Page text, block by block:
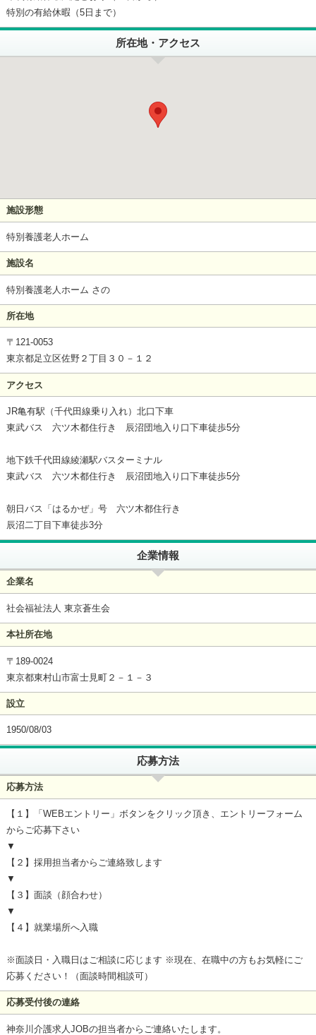
特別の有給休暇（5日まで）
所在地・アクセス
施設形態
特別養護老人ホーム
施設名
特別養護老人ホーム さの
所在地
〒121-0053
東京都足立区佐野２丁目３０－１２
アクセス
JR亀有駅（千代田線乗り入れ）北口下車
東武バス 六ツ木都住行き 辰沼団地入り口下車徒歩5分
地下鉄千代田線綾瀬駅バスターミナル
東武バス 六ツ木都住行き 辰沼団地入り口下車徒歩5分
朝日バス「はるかぜ」号 六ツ木都住行き
辰沼二丁目下車徒歩3分
企業情報
企業名
社会福祉法人 東京蒼生会
本社所在地
〒189-0024
東京都東村山市富士見町２－１－３
設立
1950/08/03
応募方法
応募方法
【１】「WEBエントリー」ボタンをクリック頂き、エントリーフォーム
からご応募下さい
▼
【２】採用担当者からご連絡致します
▼
【３】面談（顔合わせ）
▼
【４】就業場所へ入職
※面談日・入職日はご相談に応じます ※現在、在職中の方もお気軽にご
応募ください！（面談時間相談可）
応募受付後の連絡
神奈川介護求人JOBの担当者からご連絡いたします。